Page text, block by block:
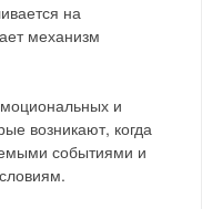
на
механизм
и
возникают, когда
событиями и